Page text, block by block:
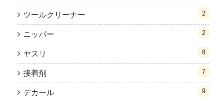
ツールクリーナー 2
ニッパー 2
ヤスリ 8
接着剤 7
デカール 9